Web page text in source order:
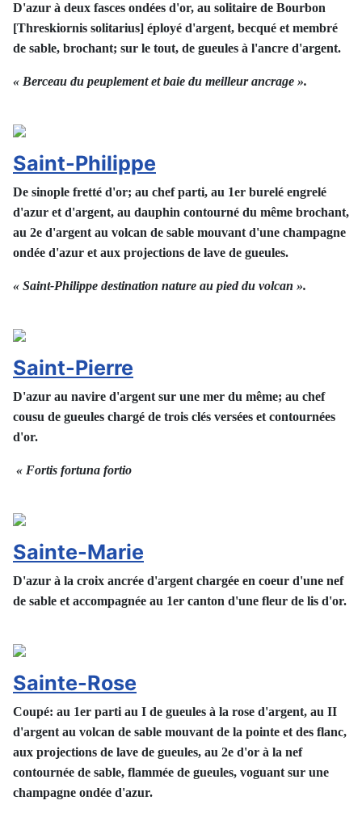
D'azur à deux fasces ondées d'or, au solitaire de Bourbon
[Threskiornis solitarius] éployé d'argent, becqué et membré
de sable, brochant; sur le tout, de gueules à l'ancre d'argent.
« Berceau du peuplement et baie du meilleur ancrage ».
Saint-Philippe
De sinople fretté d'or; au chef parti, au 1er burelé engrelé
d'azur et d'argent, au dauphin contourné du même brochant,
au 2e d'argent au volcan de sable mouvant d'une champagne
ondée d'azur et aux projections de lave de gueules.
« Saint-Philippe destination nature au pied du volcan ».
Saint-Pierre
D'azur au navire d'argent sur une mer du même; au chef
cousu de gueules chargé de trois clés versées et contournées
d'or.
« Fortis fortuna fortio
Sainte-Marie
D'azur à la croix ancrée d'argent chargée en coeur d'une nef
de sable et accompagnée au 1er canton d'une fleur de lis d'or.
Sainte-Rose
Coupé: au 1er parti au I de gueules à la rose d'argent, au II
d'argent au volcan de sable mouvant de la pointe et des flanc,
aux projections de lave de gueules, au 2e d'or à la nef
contournée de sable, flammée de gueules, voguant sur une
champagne ondée d'azur.